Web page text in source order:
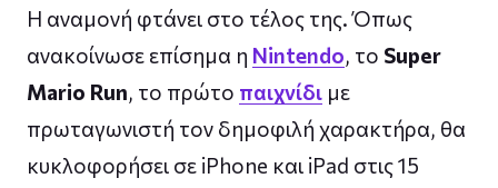
Η αναμονή φτάνει στο τέλος της. Όπως
ανακοίνωσε επίσημα η Nintendo, το Super
Mario Run, το πρώτο παιχνίδι με
πρωταγωνιστή τον δημοφιλή χαρακτήρα, θα
κυκλοφορήσει σε iPhone και iPad στις 15